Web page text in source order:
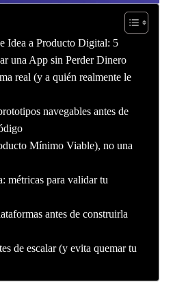
Idea a Producto Digital: 5
una App sin Perder Dinero
real (y a quién realmente le
navegables antes de
Mínimo Viable), no una
métricas para validar tu
antes de construirla
de escalar (y evita quemar tu